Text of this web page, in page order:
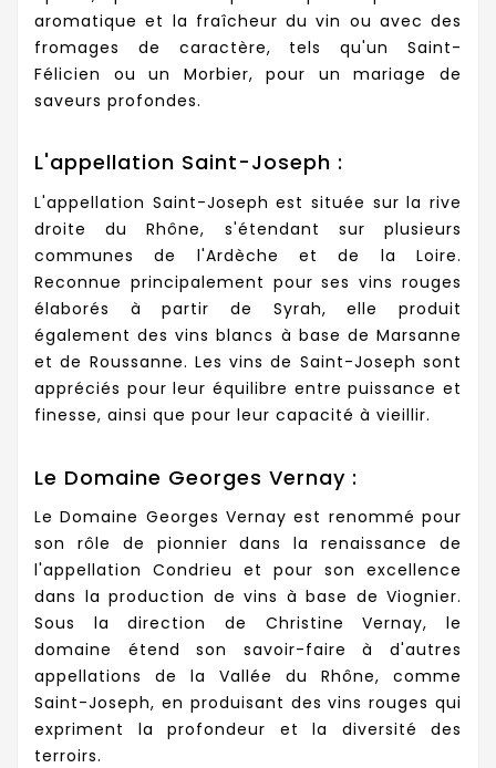
aromatique et la fraîcheur du vin ou avec des
fromages de caractère, tels qu'un Saint-
Félicien ou un Morbier, pour un mariage de
saveurs profondes.
L'appellation Saint-Joseph :
L'appellation Saint-Joseph est située sur la rive
droite du Rhône, s'étendant sur plusieurs
communes de l'Ardèche et de la Loire.
Reconnue principalement pour ses vins rouges
élaborés à partir de Syrah, elle produit
également des vins blancs à base de Marsanne
et de Roussanne. Les vins de Saint-Joseph sont
appréciés pour leur équilibre entre puissance et
finesse, ainsi que pour leur capacité à vieillir.
Le Domaine Georges Vernay :
Le Domaine Georges Vernay est renommé pour
son rôle de pionnier dans la renaissance de
l'appellation Condrieu et pour son excellence
dans la production de vins à base de Viognier.
Sous la direction de Christine Vernay, le
domaine étend son savoir-faire à d'autres
appellations de la Vallée du Rhône, comme
Saint-Joseph, en produisant des vins rouges qui
expriment la profondeur et la diversité des
terroirs.